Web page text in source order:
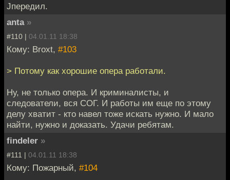
Jпередил.
anta »
#110 | 04.01.11 18:38
Кому: Broxt, #103
> Потому как хорошие опера работали.
Ну, не только опера. И криминалисты, и
следователи, вся СОГ. И работы им еще по этому
делу хватит - кто навел тоже искать нужно. И мало
найти, нужно и доказать. Удачи ребятам.
findeler »
#111 | 04.01.11 18:38
Кому: Пожарный, #104